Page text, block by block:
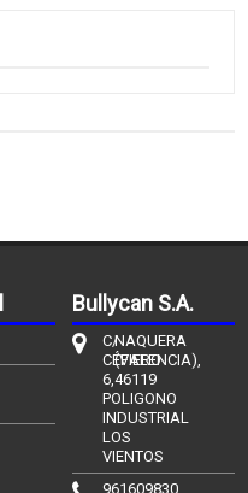
Bullycan S.A.
C/
CÉFIERO
6,
POLIGONO
INDUSTRIAL
LOS
VIENTOS
NAQUERA
(VALENCIA),
46119
961609830